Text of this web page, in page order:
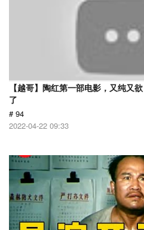
【越哥】陶红第一部电影，又纯又
了
# 94
2022-04-22 09:33